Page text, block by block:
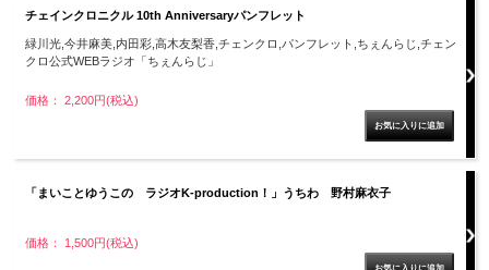
チェインクロニクル 10th Anniversaryパンフレット
緑川光,今井麻美,内田彩,高木友梨香,チェンクロ,パンフレット,ちぇんらじ,チェン
クロ公式WEBラジオ「ちぇんらじ」
価格： 2,200円(税込)
「まいことゆうこの ラジオK-production！」うちわ 野村麻衣子
価格： 1,500円(税込)